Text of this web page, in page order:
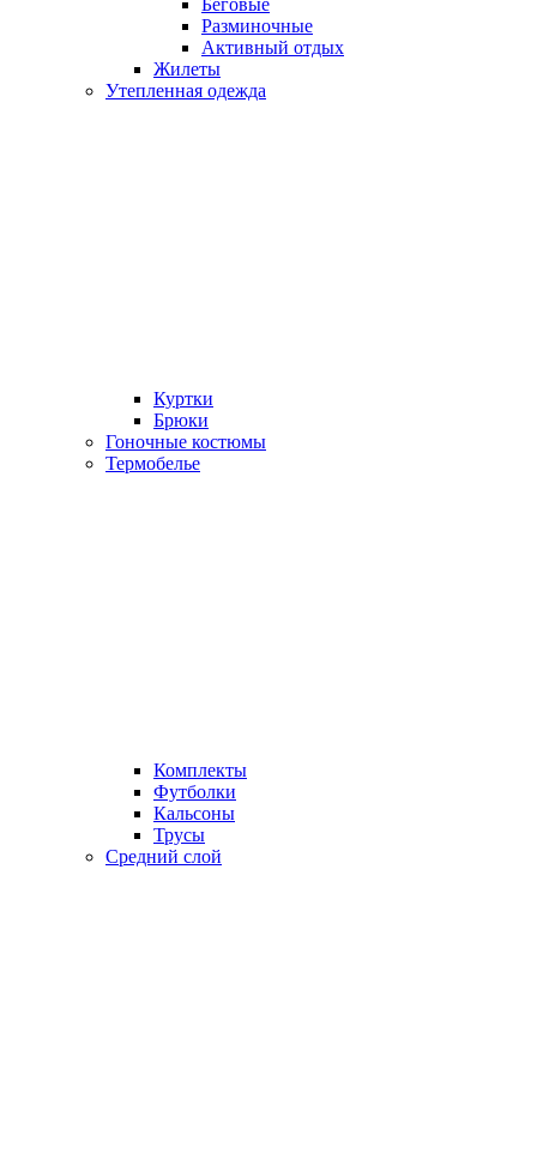
Беговые
Разминочные
Активный отдых
Жилеты
Утепленная одежда
Куртки
Брюки
Гоночные костюмы
Термобелье
Комплекты
Футболки
Кальсоны
Трусы
Средний слой